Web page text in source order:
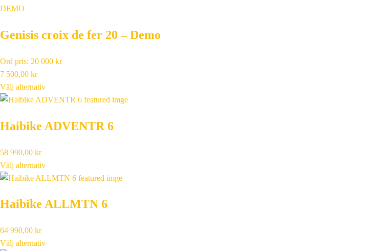
995,00 kr. 197,00 kr.
DEMO
Genisis croix de fer 20 – Demo
Ord pris: 20 000 kr
7 500,00 kr
Välj alternativ
Haibike ADVENTR 6
58 990,00 kr
Välj alternativ
Haibike ALLMTN 6
64 990,00 kr
Välj alternativ